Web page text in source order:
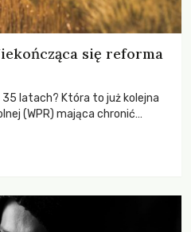
się reforma
latach? Która to już kolejna
(WPR) mająca chronić